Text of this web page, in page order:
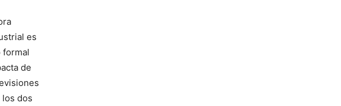
es
formal
de
los dos